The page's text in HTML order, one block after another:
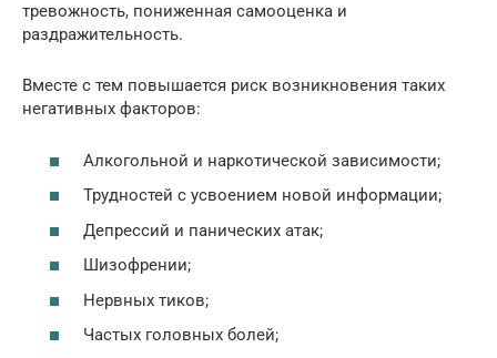
тревожность, пониженная самооценка и
раздражительность.
Вместе с тем повышается риск возникновения таких
негативных факторов:
Алкогольной и наркотической зависимости;
Трудностей с усвоением новой информации;
Депрессий и панических атак;
Шизофрении;
Нервных тиков;
Частых головных болей;